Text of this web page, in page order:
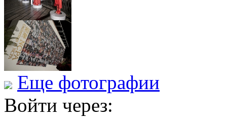
Еще фотографии
Войти через: